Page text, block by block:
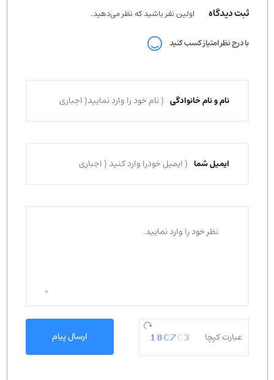
ثبت دیدگاه اولین نفر باشید که نظر می‌دهید.
با درج نظر امتیاز کسب کنید
نام و نام خانوادگی
ایمیل شما
ارسال پیام